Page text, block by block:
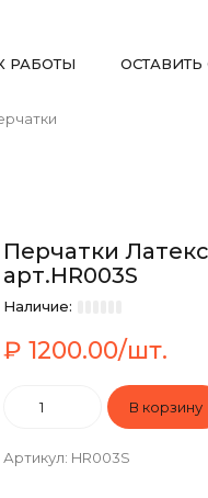
РАБОТЫ ОСТАВИТЬ
Перчатки
арт.HR003S
Наличие:
₽ 1200.00/шт.
Артикул: HR003S